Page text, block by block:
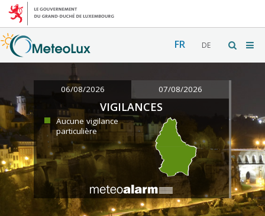
FR DE
06/08/2026 07/08/2026
VIGILANCES
Aucune vigilance
particulière